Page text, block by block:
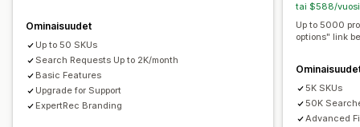
Mukautettu tyyli
Mukautetut suodattimet
Analytiikka
Tekoälytiedot Konversioseuranta
Suodattimen käyttö
Hakukyselyt
Hakukoneoptimointi
Ominaisuudet
Up to 50 SKUs
Search Requests Up to 2K/month
Basic Features
Upgrade for Support
ExpertRec Branding
tai $588/
Up to 5000
options" link
5K SKUs
50K
Advanced